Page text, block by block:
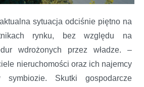
sytuacja odciśnie piętno na
rynku, bez względu na
wdrożonych przez władze. –
nieruchomości oraz ich najemcy
Skutki gospodarcze